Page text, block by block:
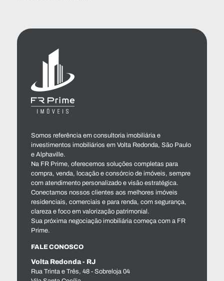
Somos referência em consultoria imobiliária e
investimentos imobiliários em Volta Redonda, São Paulo
e Alphaville.
Na FR Prime, oferecemos soluções completas para
compra, venda, locação e consórcio de imóveis, sempre
com atendimento personalizado e visão estratégica.
Conectamos nossos clientes aos melhores imóveis
residenciais, comerciais e para renda, com segurança,
clareza e foco em valorização patrimonial.
Sua próxima negociação imobiliária começa com a FR
Prime.
FALE CONOSCO
Volta Redonda - RJ
Rua Trinta e Três, 48 - Sobreloja 04